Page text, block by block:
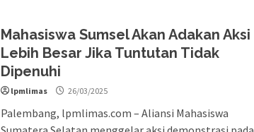
Mahasiswa Sumsel Akan Adakan Aksi
Lebih Besar Jika Tuntutan Tidak
Dipenuhi
lpmlimas 26/03/2025
Palembang, lpmlimas.com – Aliansi Mahasiswa